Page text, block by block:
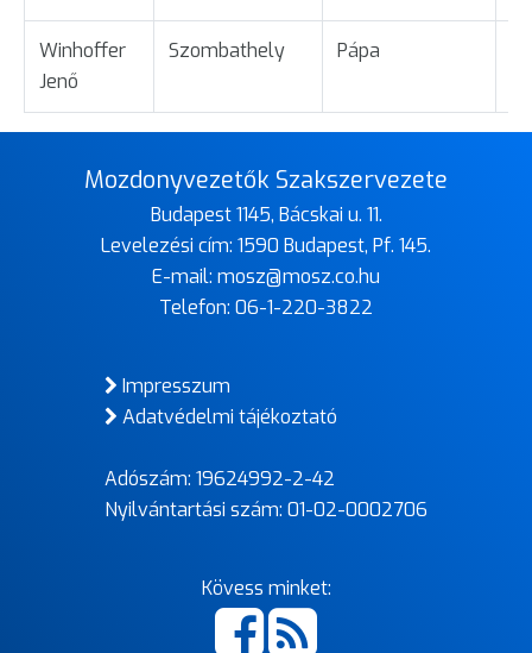
Winhoffer
Jenő
Szombathely Pápa
Mozdonyvezetők Szakszervezete
Budapest 1145, Bácskai u. 11.
Levelezési cím: 1590 Budapest, Pf. 145.
E-mail: mosz@mosz.co.hu
Telefon: 06-1-220-3822
Impresszum
Adatvédelmi tájékoztató
Adószám: 19624992-2-42
Nyilvántartási szám: 01-02-0002706
Kövess minket: